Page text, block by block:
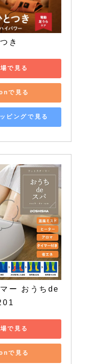
き
で見る
で見る
ピングで見る
ー おうちde
で見る
で見る